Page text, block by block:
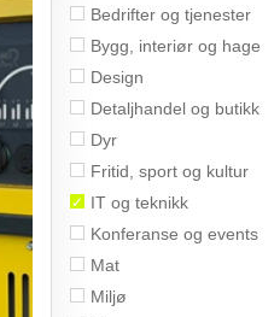
Bedrifter og tjenester
Bygg, interiør og hage
Design
Detaljhandel og butikk
Dyr
Fritid, sport og kultur
IT og teknikk
Konferanse og events
Mat
Miljø